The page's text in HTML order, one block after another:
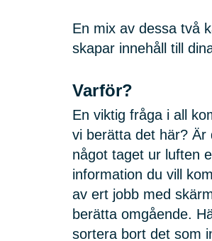
En mix av dessa två
skapar innehåll till
Varför?
En viktig fråga i all
vi berätta det här? Är
något taget ur luften
information du vill
av ert jobb med
berätta omgående.
sortera bort det som